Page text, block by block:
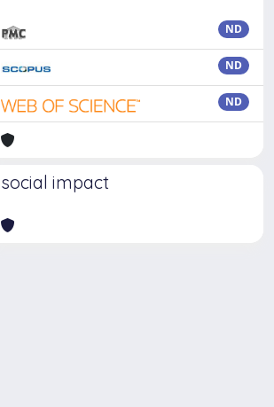
ND
ND
ND
social impact